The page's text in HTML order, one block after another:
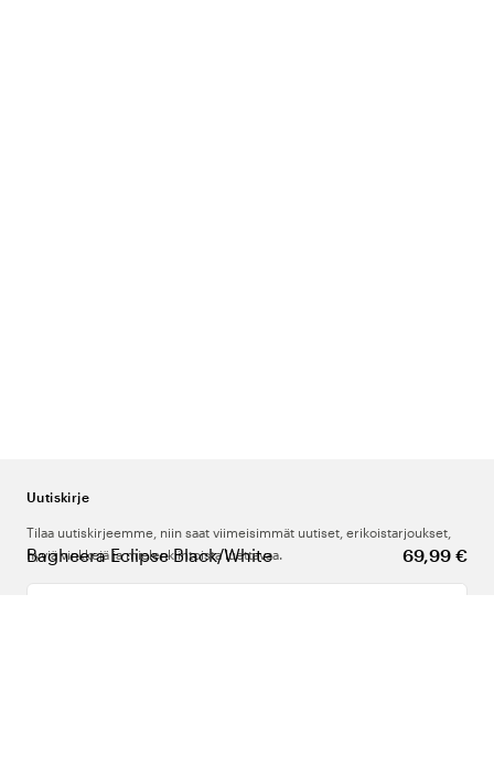
Bagheera Eclipse Black/White 69,99 €
Uutiskirje
Tilaa uutiskirjeemme, niin saat viimeisimmät uutiset, erikoistarjoukset,
hyviä vinkkejä ja mielenkiintoista luettavaa.
Kirjoita sähköpostiosoitteesi